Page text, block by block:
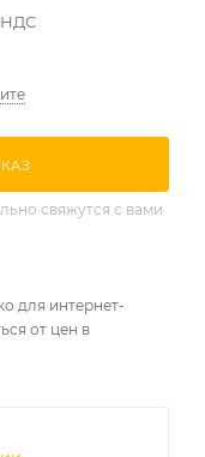
НДС
свяжутся с вами
для интернет-
от цен в